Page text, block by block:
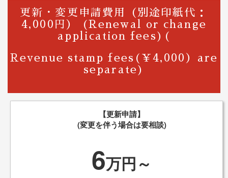
更新・変更申請費用（別途印紙代：
4,000円） (Renewal or change
application fees)(
Revenue stamp fees(￥4,000）are
separate)
【更新申請】
(変更を伴う場合は要相談)
6万円～